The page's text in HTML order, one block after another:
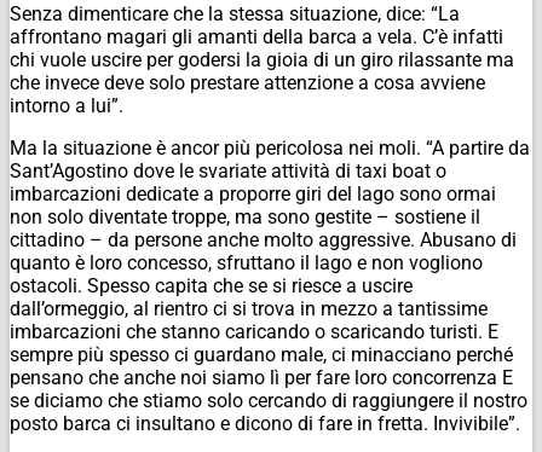
Senza dimenticare che la stessa situazione, dice: “La
affrontano magari gli amanti della barca a vela. C’è infatti
chi vuole uscire per godersi la gioia di un giro rilassante ma
che invece deve solo prestare attenzione a cosa avviene
intorno a lui”.
Ma la situazione è ancor più pericolosa nei moli. “A partire da
Sant’Agostino dove le svariate attività di taxi boat o
imbarcazioni dedicate a proporre giri del lago sono ormai
non solo diventate troppe, ma sono gestite – sostiene il
cittadino – da persone anche molto aggressive. Abusano di
quanto è loro concesso, sfruttano il lago e non vogliono
ostacoli. Spesso capita che se si riesce a uscire
dall’ormeggio, al rientro ci si trova in mezzo a tantissime
imbarcazioni che stanno caricando o scaricando turisti. E
sempre più spesso ci guardano male, ci minacciano perché
pensano che anche noi siamo lì per fare loro concorrenza E
se diciamo che stiamo solo cercando di raggiungere il nostro
posto barca ci insultano e dicono di fare in fretta. Invivibile”.